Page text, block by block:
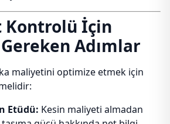
Kontrolü İçin
Adımlar
maliyetini optimize etmek için
Etüdü: Kesin maliyeti almadan